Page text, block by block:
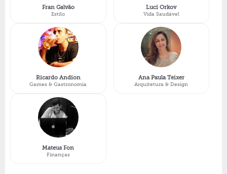
Fran Galvão
Estilo
Ricardo Andion
Games & Gastronomia
Mateus Fon
Finanças
Luci Orkov
Vida Saudável
Ana Paula Teixer
Arquitetura & Design